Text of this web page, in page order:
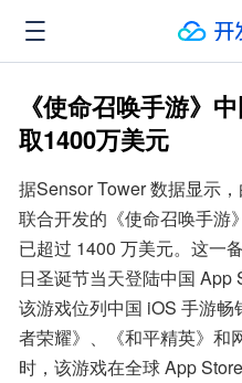
《使命召唤手游》
取1400万美元
据Sensor Tower 数据显示
联合开发的《使命召唤手游
已超过 1400 万美元。这一
日圣诞节当天登陆中国 App
该游戏位列中国 iOS 手游
者荣耀》、《和平精英》和
时，该游戏在全球 App